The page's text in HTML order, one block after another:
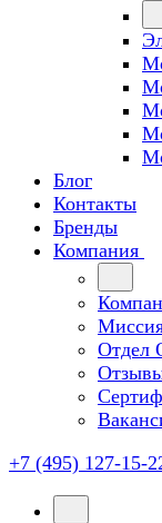
Блог
Контакты
Бренды
Компания
Отдел
+7 (495) 127-15-